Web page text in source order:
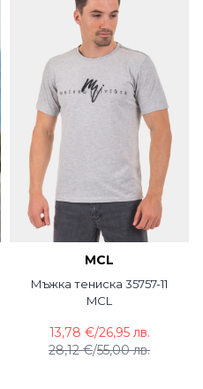
MCL
Мъжка тениска 35757-11
MCL
28,12 €/55,00 лв.
13,78 €/26,95 лв.